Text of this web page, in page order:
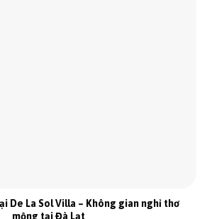
De La Sol Villa – Không gian nghỉ thơ
mộng tại Đà Lạt